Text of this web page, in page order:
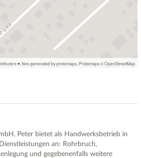
♥, tiles generated by protomaps Protomaps©OpenStreetMap
Peter bietet als Handwerksbetrieb in
an: Rohrbruch,
und gegebenenfalls weitere